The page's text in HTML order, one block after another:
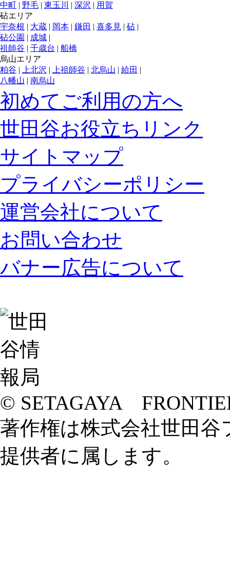
中町 | 野毛 | 東玉川 | 深沢 | 用賀
砧エリア
宇奈根 | 大蔵 | 岡本 | 鎌田 | 喜多見 | 砧 |
砧公園 | 成城 |
祖師谷 | 千歳台 | 船橋
烏山エリア
粕谷 | 上北沢 | 上祖師谷 | 北烏山 | 給田 |
八幡山 | 南烏山
初めてご利用の方へ
世田谷お役立ちリンク
サイトマップ
プライバシーポリシー
運営会社について
お問い合わせ
バナー広告について
© SETAGAYA
著作権は株式会社世田
提供者に属します。